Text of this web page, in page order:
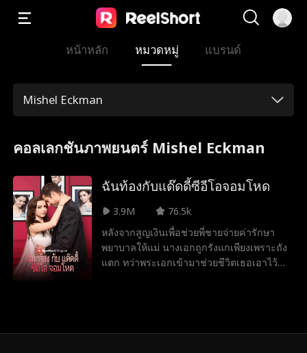
หน้าหลัก หมวดหมู่ แบรนด์
Mishel Eckman
คอลเลกชันภาพยนตร์ Mishel Eckman
ฉันท้องกับแด๊ดดี้ซีอีโอจอมโหด
3.9M
76.5k
หลังจากสูญเงินเพื่อช่วยพี่ชายจ่ายค่ารักษา
พยาบาลให้แม่ นางเอกถูกรังแกเพียงเพราะถัง
แตก ทว่าพระเอกเข้ามาช่วยชีวิตเธอเอาไว้
นั้น สุดท้ายเธอได้่ย้ายเข้ามาอยู่ร่วมกับเขา